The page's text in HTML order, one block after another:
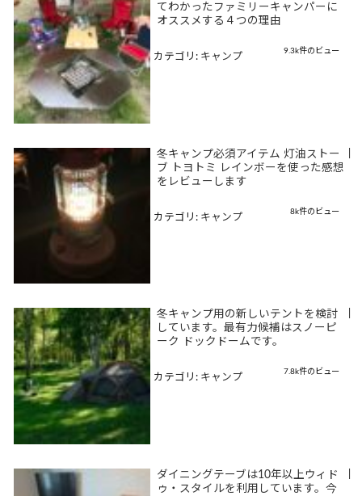
てわかったファミリーキャンパーに
オススメする４つの理由
9.3k件のビュー
カテゴリ: キャンプ
冬キャンプ必須アイテム 灯油ストー
ブ トヨトミ レインボーを使った感想
をレビューします
8k件のビュー
カテゴリ: キャンプ
冬キャンプ用の新しいテントを検討
しています。最有力候補はスノーピ
ーク ドックドームです。
7.8k件のビュー
カテゴリ: キャンプ
ダイニングテーブは10年以上ウィド
ゥ・スタイルを利用しています。今